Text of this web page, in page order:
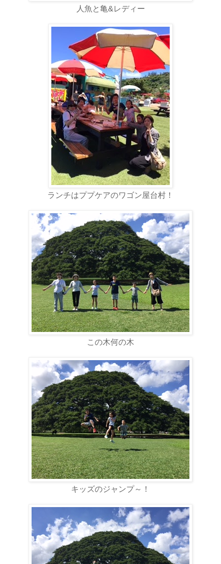
人魚と亀&レディー
ランチはププケアのワゴン屋台村！
この木何の木
キッズのジャンプ～！